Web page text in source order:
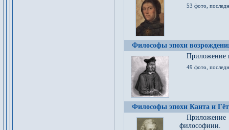
53 фото,
Философы эпохи
Приложение
49 фото,
Философы эпохи Канта и
философиии.